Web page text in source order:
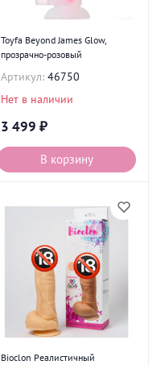
Toyfa Beyond James Glow,
прозрачно-розовый
Артикул: 46750
Нет в наличии
3 499 ₽
В корзину
Bioclon Реалистичный